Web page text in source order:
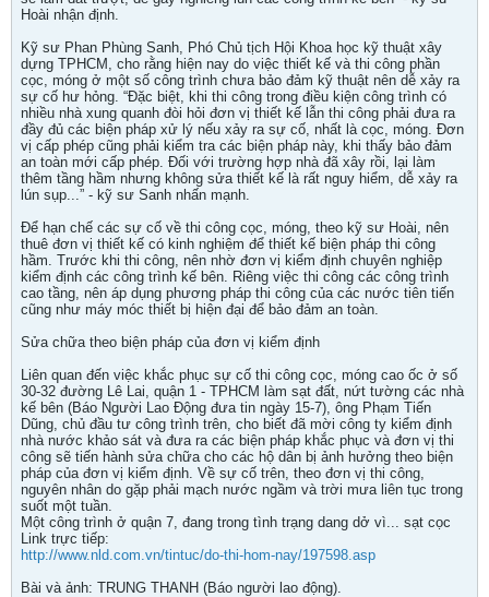
Hoài nhận định.
Kỹ sư Phan Phùng Sanh, Phó Chủ tịch Hội Khoa học kỹ thuật xây
dựng TPHCM, cho rằng hiện nay do việc thiết kế và thi công phần
cọc, móng ở một số công trình chưa bảo đảm kỹ thuật nên dễ xảy ra
sự cố hư hỏng. “Đặc biệt, khi thi công trong điều kiện công trình có
nhiều nhà xung quanh đòi hỏi đơn vị thiết kế lẫn thi công phải đưa ra
đầy đủ các biện pháp xử lý nếu xảy ra sự cố, nhất là cọc, móng. Đơn
vị cấp phép cũng phải kiểm tra các biện pháp này, khi thấy bảo đảm
an toàn mới cấp phép. Đối với trường hợp nhà đã xây rồi, lại làm
thêm tầng hầm nhưng không sửa thiết kế là rất nguy hiểm, dễ xảy ra
lún sụp...” - kỹ sư Sanh nhấn mạnh.
Để hạn chế các sự cố về thi công cọc, móng, theo kỹ sư Hoài, nên
thuê đơn vị thiết kế có kinh nghiệm để thiết kế biện pháp thi công
hầm. Trước khi thi công, nên nhờ đơn vị kiểm định chuyên nghiệp
kiểm định các công trình kế bên. Riêng việc thi công các công trình
cao tầng, nên áp dụng phương pháp thi công của các nước tiên tiến
cũng như máy móc thiết bị hiện đại để bảo đảm an toàn.
Sửa chữa theo biện pháp của đơn vị kiểm định
Liên quan đến việc khắc phục sự cố thi công cọc, móng cao ốc ở số
30-32 đường Lê Lai, quận 1 - TPHCM làm sạt đất, nứt tường các nhà
kế bên (Báo Người Lao Động đưa tin ngày 15-7), ông Phạm Tiến
Dũng, chủ đầu tư công trình trên, cho biết đã mời công ty kiểm định
nhà nước khảo sát và đưa ra các biện pháp khắc phục và đơn vị thi
công sẽ tiến hành sửa chữa cho các hộ dân bị ảnh hưởng theo biện
pháp của đơn vị kiểm định. Về sự cố trên, theo đơn vị thi công,
nguyên nhân do gặp phải mạch nước ngầm và trời mưa liên tục trong
suốt một tuần.
Một công trình ở quận 7, đang trong tình trạng dang dở vì... sạt cọc
Link trực tiếp:
http://www.nld.com.vn/tintuc/do-thi-hom-nay/197598.asp
Bài và ảnh: TRUNG THANH (Báo người lao động).